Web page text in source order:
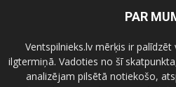
PAR
Ventspilnieks.lv mērķis ir
ilgtermiņā. Vadoties no šī
analizējam pilsētā notiekošo,